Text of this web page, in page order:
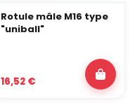
Rotule mâle M16 type
"uniball"
16,52 €